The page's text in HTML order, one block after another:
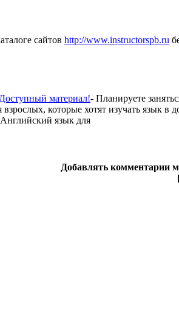
сайтов http://www.instructorspb.ru
материал!- Планируете
которые хотят изучать язык
язык для
Добавлять комментарии